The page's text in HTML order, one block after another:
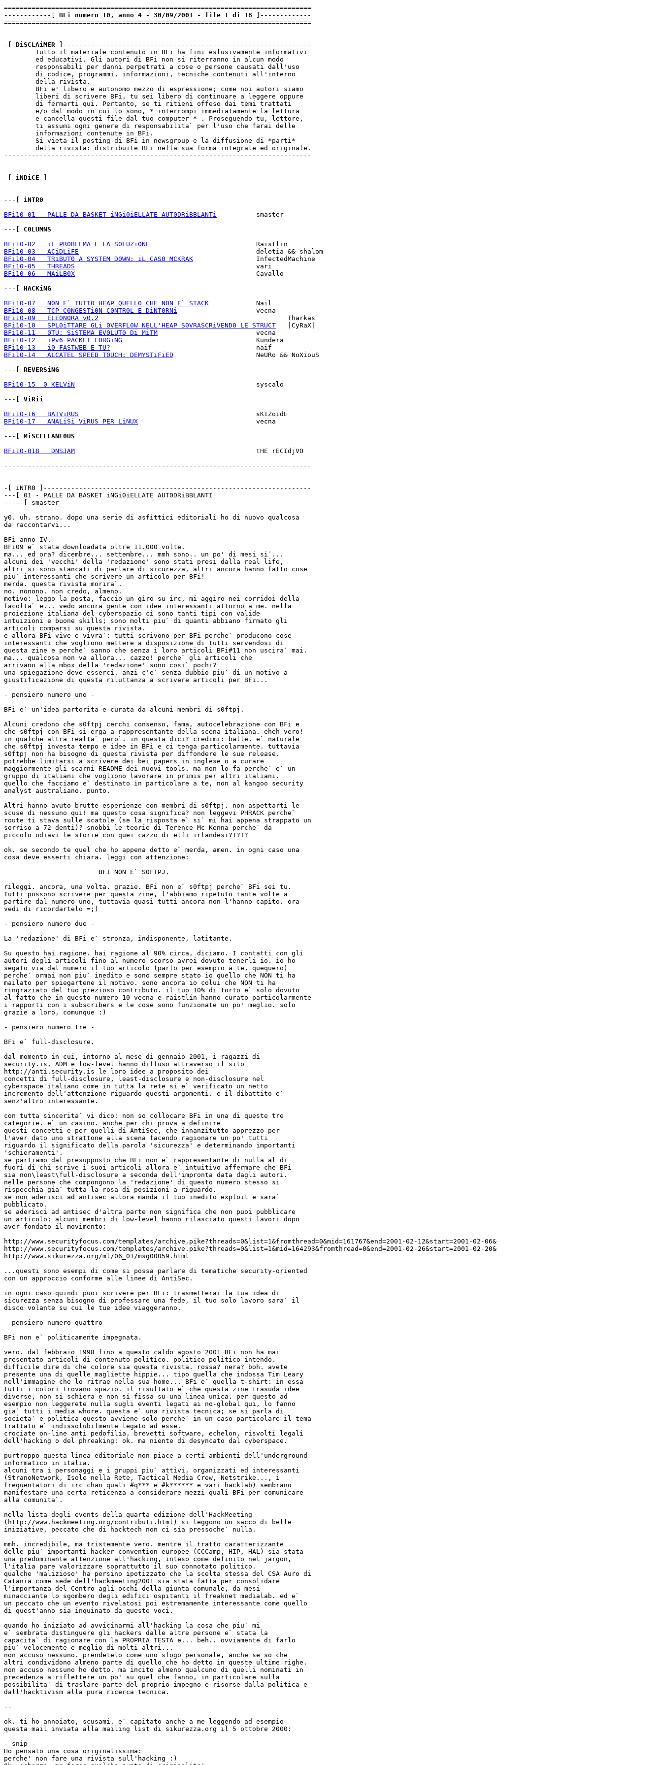
==============================================================================
------------[ BFi numero 10, anno 4 - 30/09/2001 - file 1 di 18 ]-------------
==============================================================================
-[ DiSCLAiMER ]---------------------------------------------------------------
        Tutto il materiale contenuto in BFi ha fini eslusivamente informativi
        ed educativi. Gli autori di BFi non si riterranno in alcun modo
        responsabili per danni perpetrati a cose o persone causati dall'uso
        di codice, programmi, informazioni, tecniche contenuti all'interno
        della rivista.
        BFi e' libero e autonomo mezzo di espressione; come noi autori siamo
        liberi di scrivere BFi, tu sei libero di continuare a leggere oppure
        di fermarti qui. Pertanto, se ti ritieni offeso dai temi trattati
        e/o dal modo in cui lo sono, * interrompi immediatamente la lettura
        e cancella questi file dal tuo computer * . Proseguendo tu, lettore,
        ti assumi ogni genere di responsabilita` per l'uso che farai delle
        informazioni contenute in BFi.
        Si vieta il posting di BFi in newsgroup e la diffusione di *parti*
        della rivista: distribuite BFi nella sua forma integrale ed originale.
------------------------------------------------------------------------------
-[ iNDiCE ]-------------------------------------------------------------------
---[ iNTR0
BFi10-01   PALLE DA BASKET iNGi0iELLATE AUT0DRiBBLANTi
smaster
---[ C0LUMNS
BFi10-02   iL PR0BLEMA E LA S0LUZi0NE
BFi10-03   ACiDLiFE
BFi10-04   TRiBUT0 A SYSTEM D0WN: iL CAS0 MCKRAK
BFi10-05   THREADS
BFi10-06   MAiLB0X
Cavallo
---[ HACKiNG
BFi10-07   N0N E` TUTT0 HEAP QUELL0 CHE N0N E` STACK
BFi10-08   TCP C0NGESTi0N C0NTR0L E DiNT0RNi
BFi10-09   ELE0N0RA v0.2
BFi10-10   SPL0iTTARE GLi 0VERFL0W NELL'HEAP S0VRASCRiVEND0 LE STRUCT
BFi10-11   0TU: SiSTEMA EV0LUT0 Di MiTM
BFi10-12   iPv6 PACKET F0RGiNG
BFi10-13   i0 FASTWEB E TU?
BFi10-14   ALCATEL SPEED T0UCH: DEMYSTiFiED
NeURo && NoXiouS
---[ REVERSiNG
BFi10-15  0 KELViN
syscalo
---[ ViRii
BFi10-16   BATViRUS
BFi10-17   ANALiSi ViRUS PER LiNUX
vecna
---[ MiSCELLANE0US
BFi10-018   DNSJAM
tHE rECIdjVO
------------------------------------------------------------------------------
-[ iNTR0 ]--------------------------------------------------------------------
---[ 01	- PALLE DA BASKET iNGi0iELLATE AUT0DRiBBLANTI
-----[ smaster